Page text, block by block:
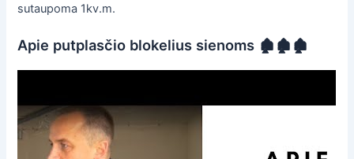
sutaupoma 1kv.m.
Apie putplasčio blokelius sienoms 🏚🏚🏚